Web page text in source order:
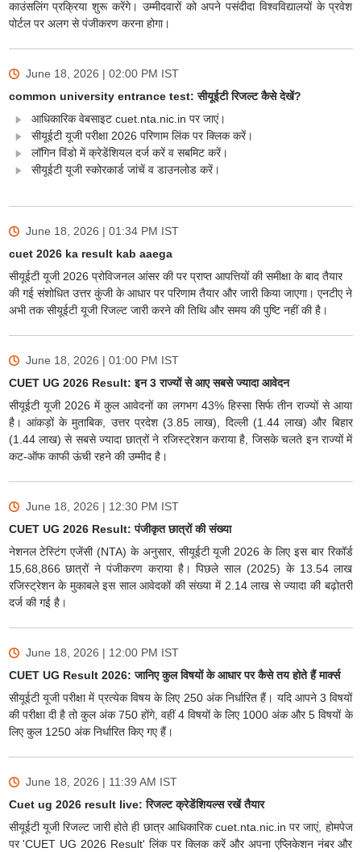
काउंसलिंग प्रक्रिया शुरू करेंगे। उम्मीदवारों को अपने पसंदीदा विश्वविद्यालयों के प्रवेश
पोर्टल पर अलग से पंजीकरण करना होगा।
June 18, 2026 | 02:00 PM IST
common university entrance test: सीयूईटी रिजल्ट कैसे देखें?
आधिकारिक वेबसाइट cuet.nta.nic.in पर जाएं।
सीयूईटी यूजी परीक्षा 2026 परिणाम लिंक पर क्लिक करें।
लॉगिन विंडो में क्रेडेंशियल दर्ज करें व सबमिट करें।
सीयूईटी यूजी स्कोरकार्ड जांचें व डाउनलोड करें।
June 18, 2026 | 01:34 PM IST
cuet 2026 ka result kab aaega
सीयूईटी यूजी 2026 प्रोविजनल आंसर की पर प्राप्त आपत्तियों की समीक्षा के बाद तैयार
की गई संशोधित उत्तर कुंजी के आधार पर परिणाम तैयार और जारी किया जाएगा। एनटीए ने
अभी तक सीयूईटी यूजी रिजल्ट जारी करने की तिथि और समय की पुष्टि नहीं की है।
June 18, 2026 | 01:00 PM IST
CUET UG 2026 Result: इन 3 राज्यों से आए सबसे ज्यादा आवेदन
सीयूईटी यूजी 2026 में कुल आवेदनों का लगभग 43% हिस्सा सिर्फ तीन राज्यों से आया
है। आंकड़ों के मुताबिक, उत्तर प्रदेश (3.85 लाख), दिल्ली (1.44 लाख) और बिहार
(1.44 लाख) से सबसे ज्यादा छात्रों ने रजिस्ट्रेशन कराया है, जिसके चलते इन राज्यों में
कट-ऑफ काफी ऊंची रहने की उम्मीद है।
June 18, 2026 | 12:30 PM IST
CUET UG 2026 Result: पंजीकृत छात्रों की संख्या
नेशनल टेस्टिंग एजेंसी (NTA) के अनुसार, सीयूईटी यूजी 2026 के लिए इस बार रिकॉर्ड
15,68,866 छात्रों ने पंजीकरण कराया है। पिछले साल (2025) के 13.54 लाख
रजिस्ट्रेशन के मुकाबले इस साल आवेदकों की संख्या में 2.14 लाख से ज्यादा की बढ़ोतरी
दर्ज की गई है।
June 18, 2026 | 12:00 PM IST
CUET UG Result 2026: जानिए कुल विषयों के आधार पर कैसे तय होते हैं मार्क्स
सीयूईटी यूजी परीक्षा में प्रत्येक विषय के लिए 250 अंक निर्धारित हैं। यदि आपने 3 विषयों
की परीक्षा दी है तो कुल अंक 750 होंगे, वहीं 4 विषयों के लिए 1000 अंक और 5 विषयों के
लिए कुल 1250 अंक निर्धारित किए गए हैं।
June 18, 2026 | 11:39 AM IST
Cuet ug 2026 result live: रिजल्ट क्रेडेंशियल्स रखें तैयार
सीयूईटी यूजी रिजल्ट जारी होते ही छात्र आधिकारिक cuet.nta.nic.in पर जाएं, होमपेज
पर 'CUET UG 2026 Result' लिंक पर क्लिक करें और अपना एप्लिकेशन नंबर और